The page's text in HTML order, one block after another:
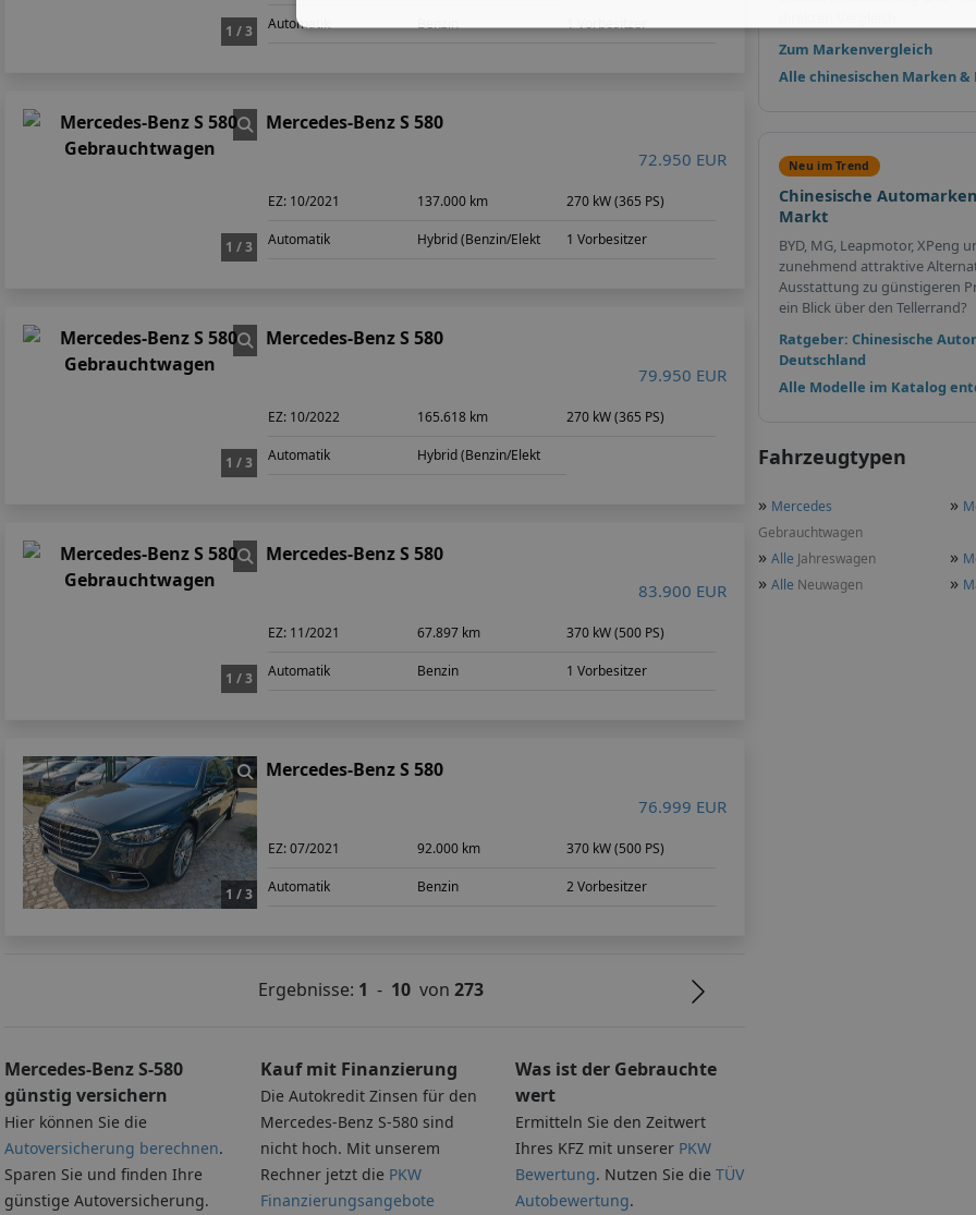
Zum Markenvergleich
Alle chinesischen Marken &
Neu im Trend
Chinesische
Markt
BYD, MG, Leapmotor, XPeng
zunehmend attraktive
Ausstattung zu günstigeren
ein Blick über den Tellerrand?
Ratgeber: Chinesische
Deutschland
Alle Modelle im Katalog
Fahrzeugtypen
» Mercedes
Gebrauchtwagen
»
» Alle Jahreswagen »
» Alle Neuwagen »
1 / 3 Automatik Benzin 1 Vorbesitzer
1 / 3
Mercedes-Benz S 580
72.950 EUR
EZ: 10/2021 137.000 km 270 kW (365 PS)
Automatik Hybrid (Benzin/Elekt 1 Vorbesitzer
1 / 3
Mercedes-Benz S 580
79.950 EUR
EZ: 10/2022 165.618 km 270 kW (365 PS)
Automatik Hybrid (Benzin/Elekt
1 / 3
Mercedes-Benz S 580
83.900 EUR
EZ: 11/2021 67.897 km 370 kW (500 PS)
Automatik Benzin 1 Vorbesitzer
1 / 3
Mercedes-Benz S 580
76.999 EUR
EZ:07/2021 92.000 km 370 kW (500 PS)
Automatik Benzin 2 Vorbesitzer
Ergebnisse: 1 - 10von 273
Mercedes-Benz S-580
günstig versichern
Hier können Sie die
Autoversicherung berechnen.
Sparen Sie und finden Ihre
günstige Autoversicherung.
Kauf mit Finanzierung
Die Autokredit Zinsen für den
Mercedes-Benz S-580 sind
nicht hoch. Mit unserem
Rechner jetzt die PKW
Finanzierungsangebote
Was ist der Gebrauchte
wert
Ermitteln Sie den Zeitwert
Ihres KFZ mit unserer PKW
Bewertung. Nutzen Sie dieTÜV
Autobewertung.